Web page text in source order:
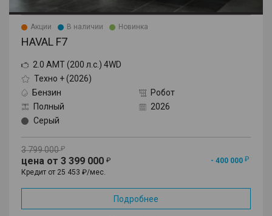
Акции В наличии Новинка
HAVAL F7
2.0 AMT (200 л.с.) 4WD
Техно + (2026)
Бензин
Робот
Полный
2026
Серый
3 799 000
цена от 3 399 000
- 400 000
Кредит от 25 453 ₽/мес.
Подробнее